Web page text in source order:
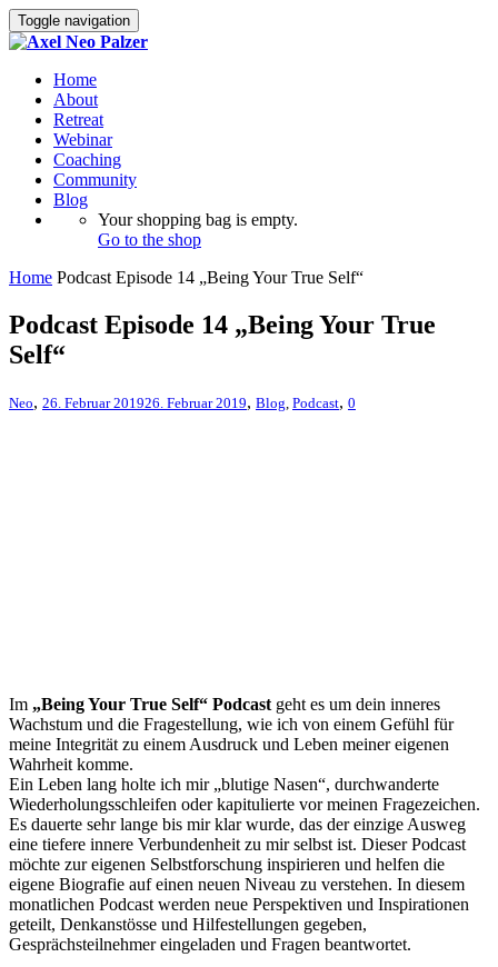
Toggle navigation
Home
About
Retreat
Webinar
Coaching
Community
Blog
Your shopping bag is empty.
Go to the shop
Home Podcast Episode 14 „Being Your True Self“
Podcast Episode 14 „Being Your True
Self“
Neo, 26. Februar 201926. Februar 2019, Blog Podcast, 0
Im „Being Your True Self“ Podcast geht es um dein inneres
Wachstum und die Fragestellung, wie ich von einem Gefühl für
meine Integrität zu einem Ausdruck und Leben meiner eigenen
Wahrheit komme.
Ein Leben lang holte ich mir „blutige Nasen“, durchwanderte
Wiederholungsschleifen oder kapitulierte vor meinen Fragezeichen.
Es dauerte sehr lange bis mir klar wurde, das der einzige Ausweg
eine tiefere innere Verbundenheit zu mir selbst ist. Dieser Podcast
möchte zur eigenen Selbstforschung inspirieren und helfen die
eigene Biografie auf einen neuen Niveau zu verstehen. In diesem
monatlichen Podcast werden neue Perspektiven und Inspirationen
geteilt, Denkanstösse und Hilfestellungen gegeben,
Gesprächsteilnehmer eingeladen und Fragen beantwortet.